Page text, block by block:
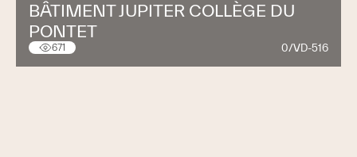
BÂTIMENT JUPITER COLLÈGE DU
PONTET
671 0/VD-516